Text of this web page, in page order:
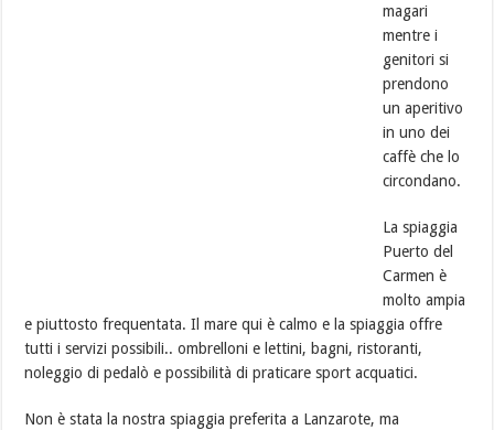
magari
mentre i
genitori si
prendono
un aperitivo
in uno dei
caffè che lo
circondano.
La spiaggia
Puerto del
Carmen è
molto ampia
e piuttosto frequentata. Il mare qui è calmo e la spiaggia offre
tutti i servizi possibili.. ombrelloni e lettini, bagni, ristoranti,
noleggio di pedalò e possibilità di praticare sport acquatici.
Non è stata la nostra spiaggia preferita a Lanzarote, ma